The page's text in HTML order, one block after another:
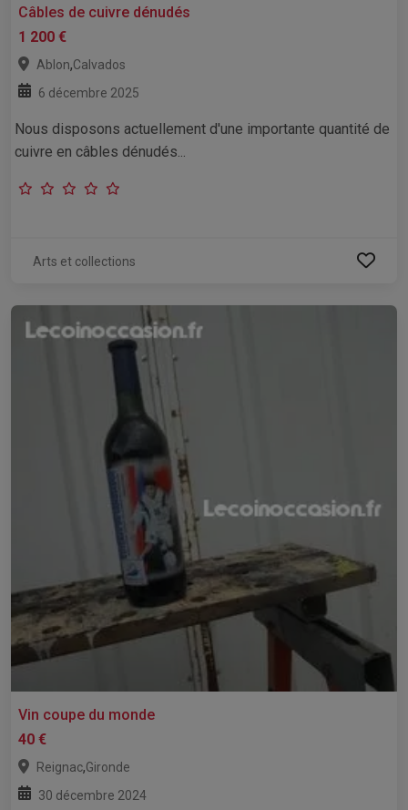
Câbles de cuivre dénudés
1 200 €
Ablon,Calvados
6 décembre 2025
Nous disposons actuellement d'une importante quantité de
cuivre en câbles dénudés...
Arts et collections
Vin coupe du monde
40 €
Reignac,Gironde
30 décembre 2024